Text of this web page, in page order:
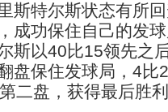
特尔斯状态有所回
成功保住自己的发
斯以40比15领先之
盘保住发球局，4比
二盘，获得最后胜